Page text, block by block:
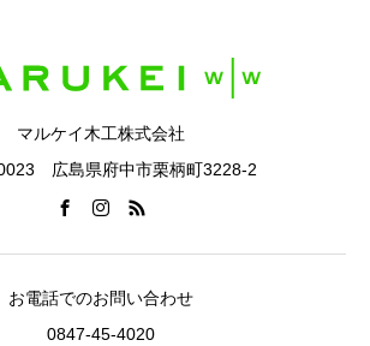
マルケイ木工株式会社
広島県府中市栗柄町3228-2
お電話でのお問い合わせ
0847-45-4020